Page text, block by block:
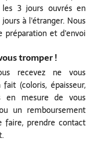
3 jours ouvrés en
à l'étranger. Nous
préparation et d'envoi
tromper !
recevez ne vous
(coloris, épaisseur,
en mesure de vous
un remboursement
faire, prendre contact